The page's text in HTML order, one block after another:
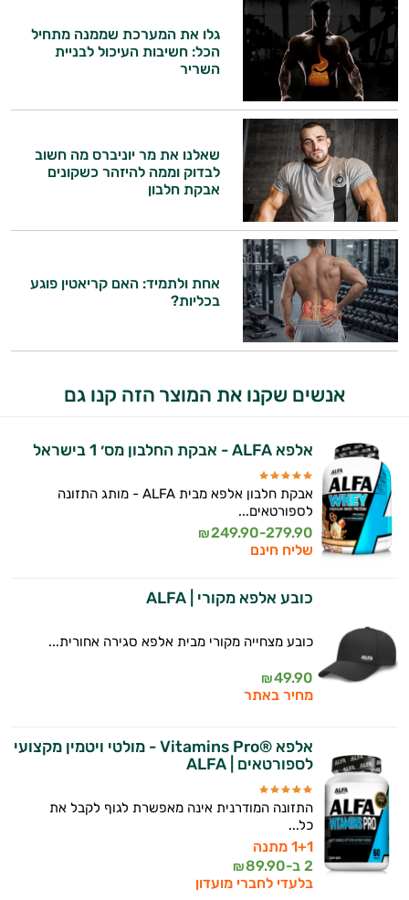
גלו את המערכת שממנה מתחיל
הכל: חשיבות העיכול לבניית
השריר
שאלנו את מר יוניברס מה חשוב
לבדוק וממה להיזהר כשקונים
אבקת חלבון
אחת ולתמיד: האם קריאטין פוגע
בכליות?
אנשים שקנו את המוצר הזה קנו גם
אלפא ALFA - אבקת החלבון מס׳ 1 בישראל
אבקת חלבון אלפא מבית ALFA - מותג התזונה
לספורטאים...
249.90-279.90
₪
שליח חינם
כובע אלפא מקורי | ALFA
כובע מצחייה מקורי מבית אלפא סגירה אחורית...
49.90
₪
מחיר באתר
אלפא ®Vitamins Pro - מולטי ויטמין מקצועי
לספורטאים | ALFA
התזונה המודרנית אינה מאפשרת לגוף לקבל את
כל...
1+1 מתנה
2 ב-
89.90
₪
בלעדי לחברי מועדון
אני יועץ הבריאות האישי AI של טבע בריא.
התשובות שלי מבוססות על מאגרי מידע קליניים
וספרות מקצועית בתחומי הרפואה הטבעית
ותזונת הספורט.
אני כאן כדי לעזור לך להתאים את תוספי
התזונה ומוצרי הבריאות המדויקים למטרות
ולמצב הגופני שלך, ולהסביר לך אילו רכיבים
עובדים יחד כדי למקסם תוצאות גם בחיי היום
יום וגם בתחום הכושר והספורט.
המטרה שלי היא להתאים עבורך המלצות
אישיות מבוססות מדעית.
זה הזמן להתחיל. איך אוכל לעזור?